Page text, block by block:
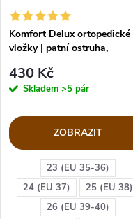
23 (EU 35-36)
24 (EU 37)
25 (EU 38)
26 (EU 39-40)
Komfort Delux ortopedické
vložky | patní ostruha,
430 Kč
Skladem >5 pár
ZOBRAZIT